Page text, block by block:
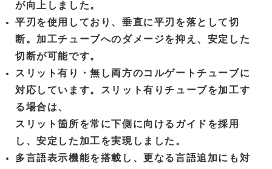
が向上しました。
平刃を使用しており、垂直に平刃を落として切
断。加工チューブへのダメージを抑え、安定した
切断が可能です。
スリット有り・無し両方のコルゲートチューブに
対応しています。スリット有りチューブを加工す
る場合は、
スリット箇所を常に下側に向けるガイドを採用
し、安定した加工を実現しました。
多言語表示機能を搭載し、更なる言語追加にも対